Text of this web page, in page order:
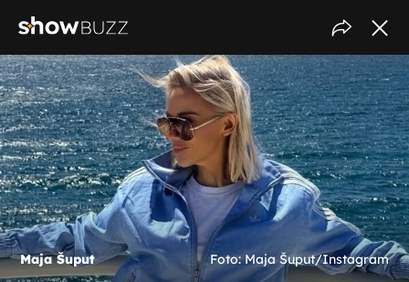
Maja Šuput Foto: Maja Šuput/Instagram